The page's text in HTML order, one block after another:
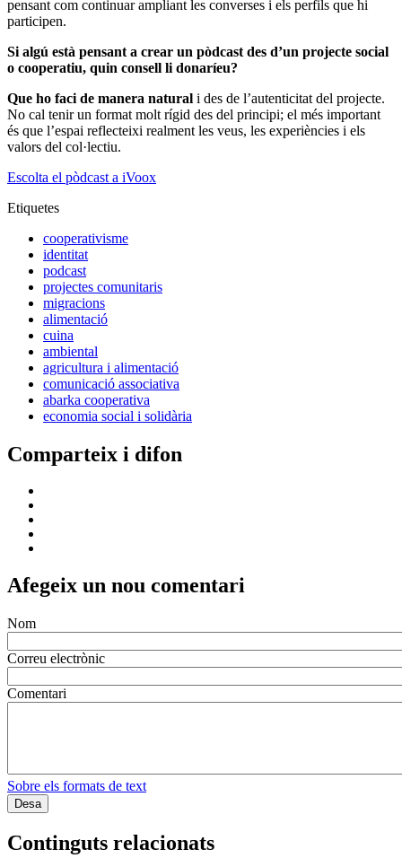
pensant com continuar ampliant les converses i els perfils que hi
participen.
Si algú està pensant a crear un pòdcast des d’un projecte social
o cooperatiu, quin consell li donaríeu?
Que ho faci de manera natural i des de l’autenticitat del projecte.
No cal tenir un format molt rígid des del principi; el més important
és que l’espai reflecteixi realment les veus, les experiències i els
valors del col·lectiu.
Escolta el pòdcast a iVoox
Etiquetes
cooperativisme
identitat
podcast
projectes comunitaris
migracions
alimentació
cuina
ambiental
agricultura i alimentació
comunicació associativa
abarka cooperativa
economia social i solidària
Comparteix i difon
Afegeix un nou comentari
Nom
Correu electrònic
Comentari
Sobre els formats de text
Continguts relacionats